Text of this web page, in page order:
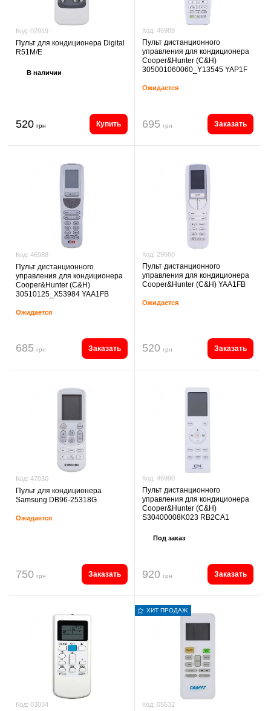
Код: 02919
Пульт для кондиционера Digital
R51M/E
В наличии
520 грн Купить
Код: 46989
Пульт дистанционного
управления для кондиционера
Cooper&Hunter (C&H)
305001060060_Y13545 YAP1F
Ожидается
695 грн Заказать
Код: 46988
Пульт дистанционного
управления для кондиционера
Cooper&Hunter (C&H)
30510125_X53984 YAA1FB
Ожидается
685 грн Заказать
Код: 29660
Пульт дистанционного
управления для кондиционера
Cooper&Hunter (C&H) YAA1FB
Ожидается
520 грн Заказать
Код: 47030
Пульт для кондиционера
Samsung DB96-25318G
Ожидается
750 грн Заказать
Код: 46990
Пульт дистанционного
управления для кондиционера
Cooper&Hunter (C&H)
S30400008K023 RB2CA1
Под заказ
920 грн Заказать
Код: 03034 Код: 05532
ХИТ ПРОДАЖ